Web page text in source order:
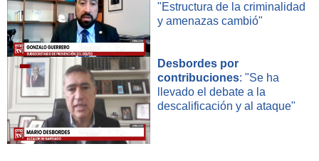
"Estructura de la criminalidad
y amenazas cambió"
Desbordes por
contribuciones: "Se ha
llevado el debate a la
descalificación y al ataque"